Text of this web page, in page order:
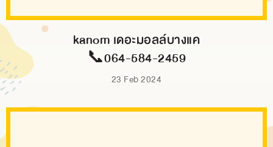
kanom เดอะมอลล์บางแค
📞064-584-2459
23 Feb 2024